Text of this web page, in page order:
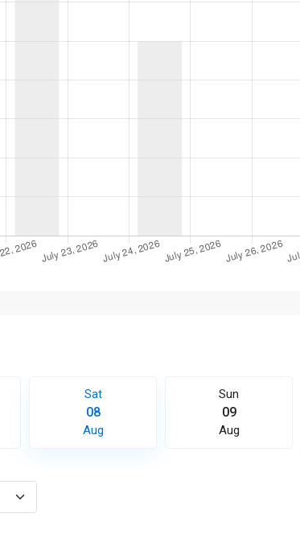
Sat
08
Aug
Sun
09
Aug